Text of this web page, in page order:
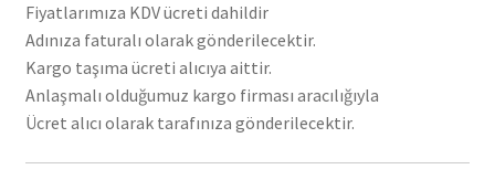
Fiyatlarımıza KDV ücreti dahildir
Adınıza faturalı olarak gönderilecektir.
Kargo taşıma ücreti alıcıya aittir.
Anlaşmalı olduğumuz kargo firması aracılığıyla
Ücret alıcı olarak tarafınıza gönderilecektir.